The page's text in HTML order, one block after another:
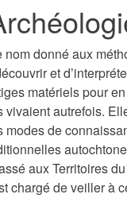
nom donné aux
et
matériels pour
vivaient autrefois.
modes de
aux Territoires
chargé de veiller à